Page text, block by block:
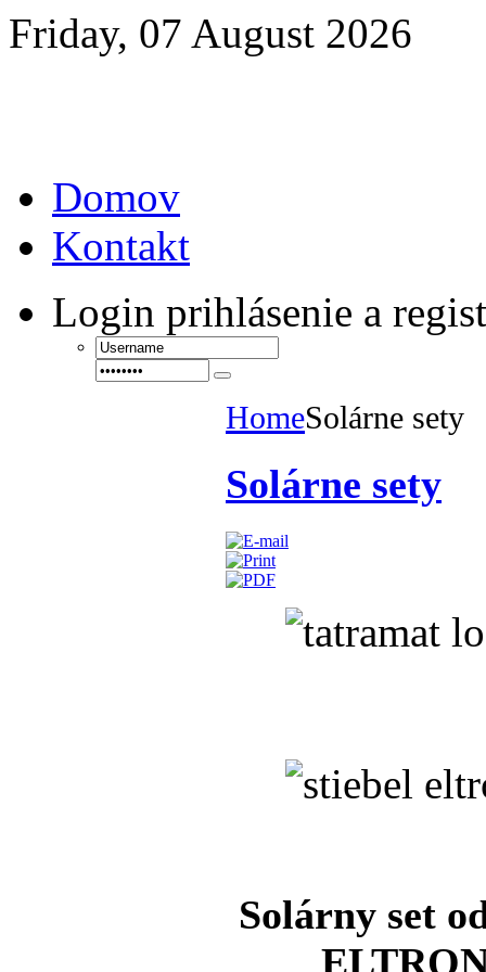
Friday, 07 August 2026
Domov
Kontakt
Login prihlásenie a
HomeSolárne sety
Solárne sety
Solárny set